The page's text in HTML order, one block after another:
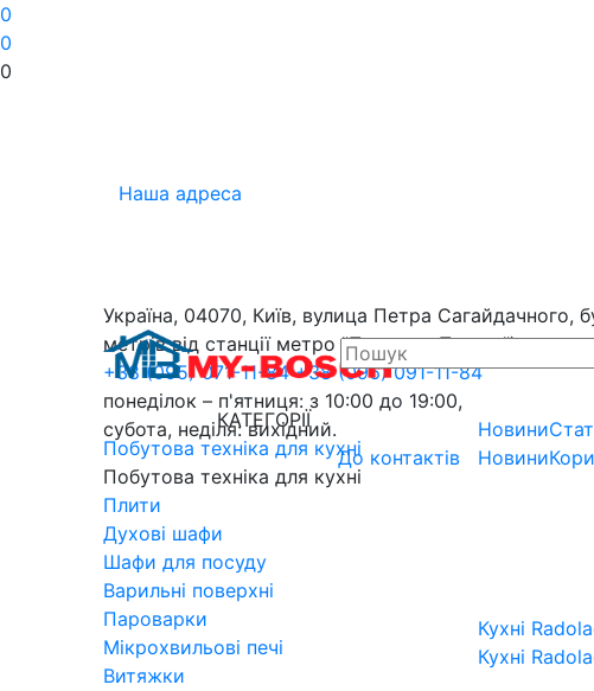
0
0
0
Наша адреса
Україна, 04070, Київ, вулица Петра Сагайдачного,
метрів від станції метро "Поштова Площа").
+38 (095) 071-11-84+38 (096) 091-11-84
понеділок – п'ятниця: з 10:00 до 19:00,
субота, неділя: вихідний.
До контактів
КАТЕГОРІЇ
Побутова техніка для кухні
Побутова техніка для кухні
Плити
Духові шафи
Шафи для посуду
Варильні поверхні
Пароварки
Мікрохвильові печі
Витяжки
Новини
Новини
Кухні
Кухні